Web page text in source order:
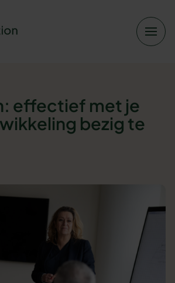
effectief met je
bezig te